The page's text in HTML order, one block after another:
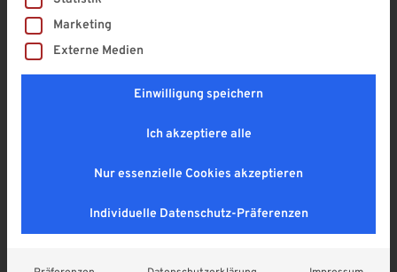
Entdecken Sie die neuesten Lösungen für Ihr Zuhause
– modern, funktional und individuell konfigurierbar.
Marketing
Externe Medien
Einwilligung speichern
Ich akzeptiere alle
Nur essenzielle Cookies akzeptieren
Individuelle Datenschutz-Präferenzen